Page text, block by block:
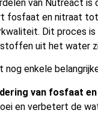
van Nutreact
fosfaat en nitraat
Dit proces
uit het water
nog enkele
van fosfaat
en verbetert de